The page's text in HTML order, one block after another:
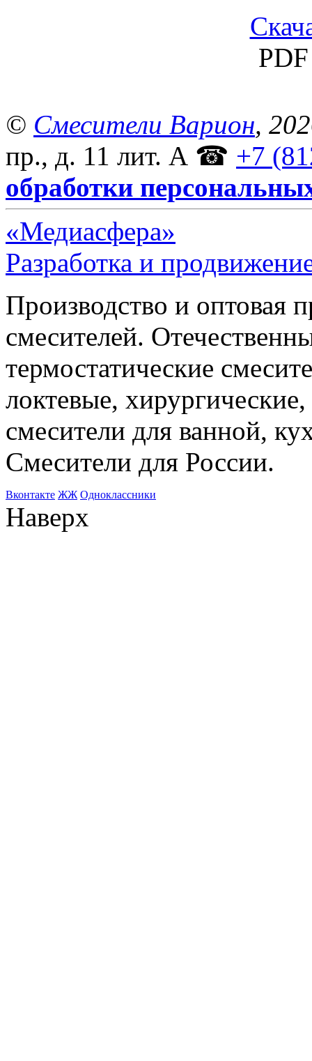
© Смесители Варион,
пр., д. 11 лит. А ☎ +7
обработки
«Медиасфера»
Разработка и
Производство и оптовая
смесителей.
термостатические
локтевые,
смесители для ванной,
Смесители для России.
Bконтакте ЖЖ Одноклассники
Наверх